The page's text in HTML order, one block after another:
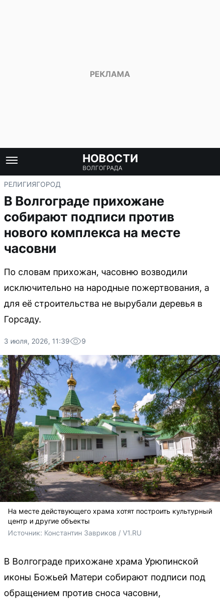
НОВОСТИ
ВОЛГОГРАДА
РЕЛИГИЯГОРОД
В Волгограде прихожане
собирают подписи против
нового комплекса на месте
часовни
По словам прихожан, часовню возводили
исключительно на народные пожертвования, а
для её строительства не вырубали деревья в
Горсаду.
3 июля, 2026, 11:39 9
На месте действующего храма хотят построить культурный
центр и другие объекты
Источник: Константин Завриков / V1.RU
В Волгограде прихожане храма Урюпинской
иконы Божьей Матери собирают подписи под
обращением против сноса часовни,